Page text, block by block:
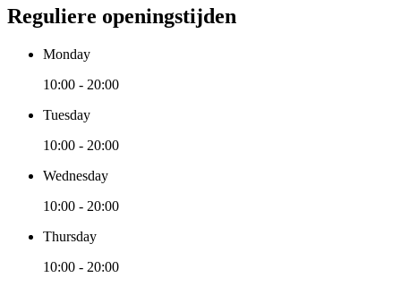
Reguliere openingstijden
Monday
10:00 - 20:00
Tuesday
10:00 - 20:00
Wednesday
10:00 - 20:00
Thursday
10:00 - 20:00